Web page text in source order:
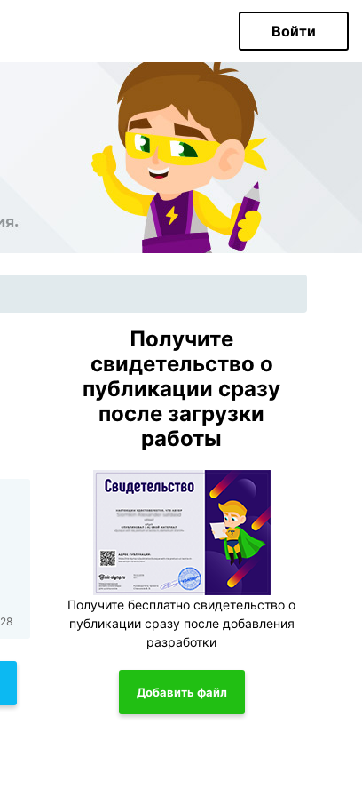
Войти
28
Получите
свидетельство о
публикации сразу
после загрузки
работы
Получите бесплатно свидетельство о
публикации сразу после добавления
разработки
Добавить файл